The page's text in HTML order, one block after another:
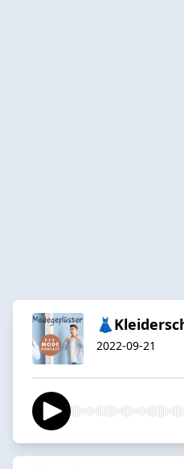
2022-09-21